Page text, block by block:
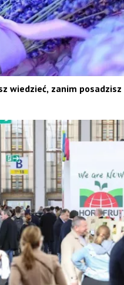
wiedzieć, zanim posadzisz